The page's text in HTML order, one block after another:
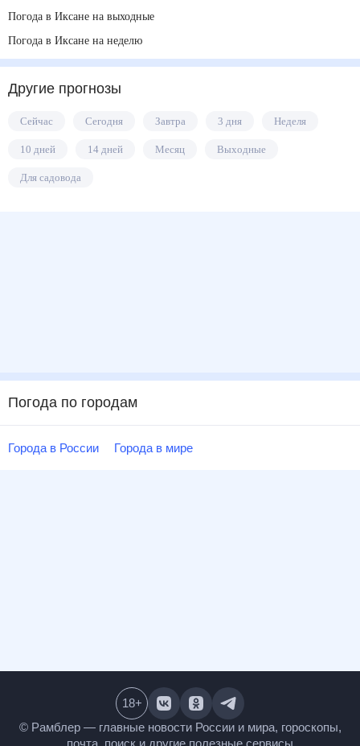
Погода в Иксане на выходные
Погода в Иксане на неделю
Другие прогнозы
Сейчас Сегодня Завтра 3 дня Неделя
10 дней 14 дней Месяц Выходные
Для садовода
Погода по городам
Города в России Города в мире
© Рамблер — главные новости России и мира,
18+